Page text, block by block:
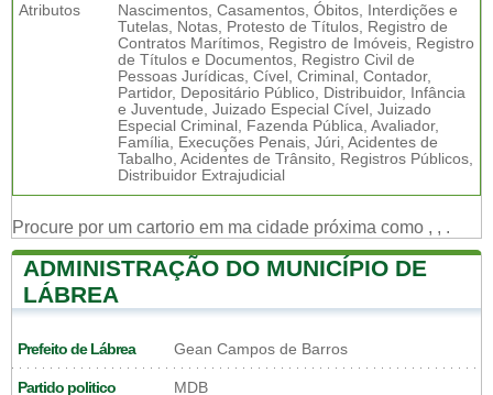
Atributos
Nascimentos, Casamentos, Óbitos, Interdições e
Tutelas, Notas, Protesto de Títulos, Registro de
Contratos Marítimos, Registro de Imóveis, Registro
de Títulos e Documentos, Registro Civil de
Pessoas Jurídicas, Cível, Criminal, Contador,
Partidor, Depositário Público, Distribuidor, Infância
e Juventude, Juizado Especial Cível, Juizado
Especial Criminal, Fazenda Pública, Avaliador,
Família, Execuções Penais, Júri, Acidentes de
Tabalho, Acidentes de Trânsito, Registros Públicos,
Distribuidor Extrajudicial
Procure por um cartorio em ma cidade próxima como , , .
ADMINISTRAÇÃO DO MUNICÍPIO DE
LÁBREA
Prefeito de Lábrea Gean Campos de Barros
Partido politico MDB